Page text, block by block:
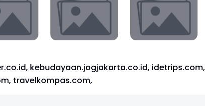
kebudayaan.jogjakarta.co.id, idetrips.com,
travelkompas.com,